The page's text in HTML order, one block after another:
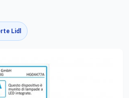
Lidl